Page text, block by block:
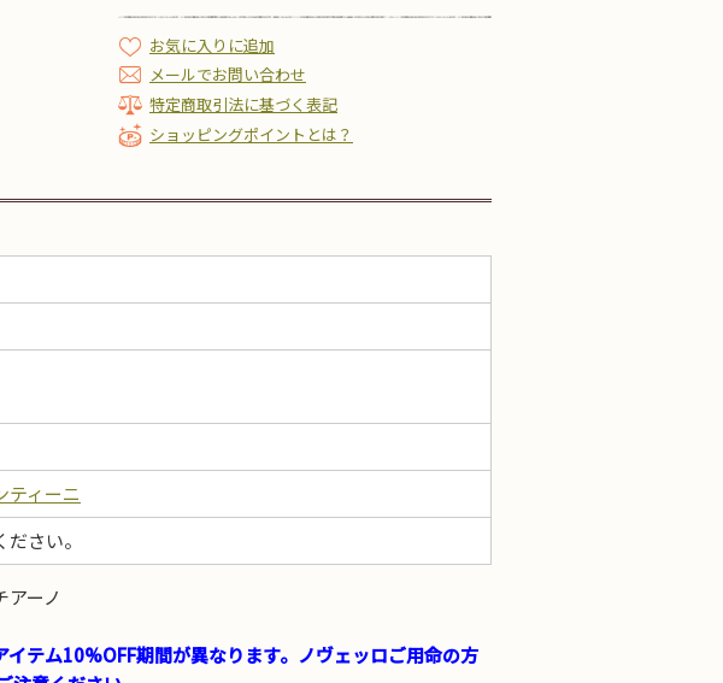
お気に入りに追加
メールでお問い合わせ
特定商取引法に基づく表記
ショッピングポイントとは？
ティーニ
さい。
ーノ
テム10%OFF期間が異なります。ノヴェッロご用命の方